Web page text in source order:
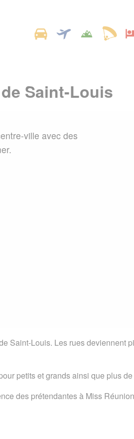
Saint-Louis
ville avec des
Saint-Louis. Les rues deviennent
petits et grands ainsi que plus
des prétendantes à Miss